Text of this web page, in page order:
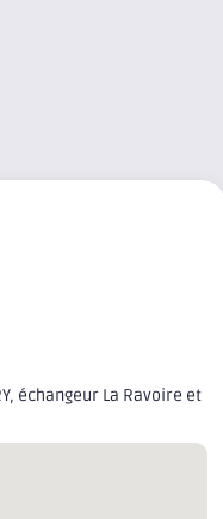
échangeur La Ravoire et